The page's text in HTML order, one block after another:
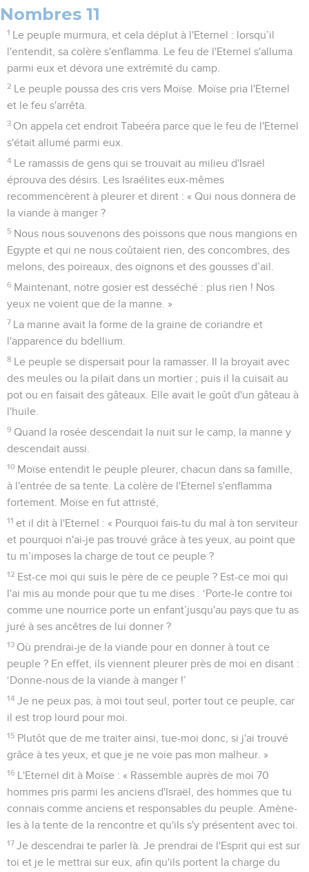
Nombres 11
1 Le peuple murmura, et cela déplut à l'Eternel : lorsqu’il
l'entendit, sa colère s'enflamma. Le feu de l'Eternel s'alluma
parmi eux et dévora une extrémité du camp.
2 Le peuple poussa des cris vers Moïse. Moïse pria l'Eternel
et le feu s'arrêta.
3 On appela cet endroit Tabeéra parce que le feu de l'Eternel
s'était allumé parmi eux.
4 Le ramassis de gens qui se trouvait au milieu d'Israël
éprouva des désirs. Les Israélites eux-mêmes
recommencèrent à pleurer et dirent : « Qui nous donnera de
la viande à manger ?
5 Nous nous souvenons des poissons que nous mangions en
Egypte et qui ne nous coûtaient rien, des concombres, des
melons, des poireaux, des oignons et des gousses d’ail.
6 Maintenant, notre gosier est desséché : plus rien ! Nos
yeux ne voient que de la manne. »
7 La manne avait la forme de la graine de coriandre et
l'apparence du bdellium.
8 Le peuple se dispersait pour la ramasser. Il la broyait avec
des meules ou la pilait dans un mortier ; puis il la cuisait au
pot ou en faisait des gâteaux. Elle avait le goût d'un gâteau à
l'huile.
9 Quand la rosée descendait la nuit sur le camp, la manne y
descendait aussi.
10 Moïse entendit le peuple pleurer, chacun dans sa famille,
à l'entrée de sa tente. La colère de l'Eternel s'enflamma
fortement. Moïse en fut attristé,
11 et il dit à l'Eternel : « Pourquoi fais-tu du mal à ton serviteur
et pourquoi n'ai-je pas trouvé grâce à tes yeux, au point que
tu m’imposes la charge de tout ce peuple ?
12 Est-ce moi qui suis le père de ce peuple ? Est-ce moi qui
l'ai mis au monde pour que tu me dises : ‘Porte-le contre toi
comme une nourrice porte un enfant’jusqu'au pays que tu as
juré à ses ancêtres de lui donner ?
13 Où prendrai-je de la viande pour en donner à tout ce
peuple ? En effet, ils viennent pleurer près de moi en disant :
‘Donne-nous de la viande à manger !’
14 Je ne peux pas, à moi tout seul, porter tout ce peuple, car
il est trop lourd pour moi.
15 Plutôt que de me traiter ainsi, tue-moi donc, si j'ai trouvé
grâce à tes yeux, et que je ne voie pas mon malheur. »
16 L'Eternel dit à Moïse : « Rassemble auprès de moi 70
hommes pris parmi les anciens d'Israël, des hommes que tu
connais comme anciens et responsables du peuple. Amène-
les à la tente de la rencontre et qu'ils s'y présentent avec toi.
17 Je descendrai te parler là. Je prendrai de l'Esprit qui est sur
toi et je le mettrai sur eux, afin qu'ils portent la charge du